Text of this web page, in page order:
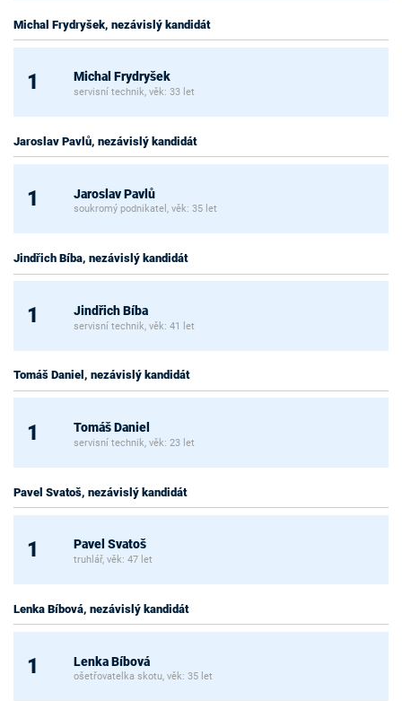
Michal Frydryšek, nezávislý kandidát
1 Michal Frydryšek
servisní technik, věk: 33 let
Jaroslav Pavlů, nezávislý kandidát
1 Jaroslav Pavlů
soukromý podnikatel, věk: 35 let
Jindřich Bíba, nezávislý kandidát
1 Jindřich Bíba
servisní technik, věk: 41 let
Tomáš Daniel, nezávislý kandidát
1 Tomáš Daniel
servisní technik, věk: 23 let
Pavel Svatoš, nezávislý kandidát
1 Pavel Svatoš
truhlář, věk: 47 let
Lenka Bíbová, nezávislý kandidát
1 Lenka Bíbová
ošetřovatelka skotu, věk: 35 let